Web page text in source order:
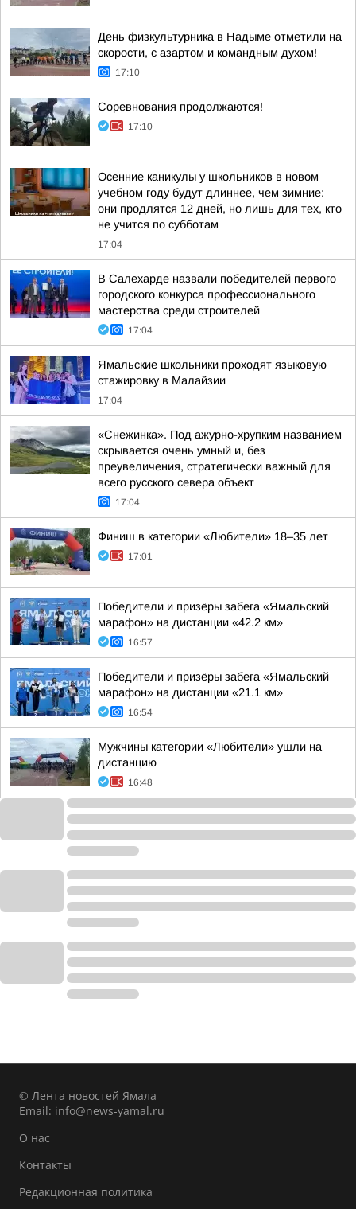
День физкультурника в Надыме отметили на
скорости, с азартом и командным духом!
17:10
Соревнования продолжаются!
17:10
Осенние каникулы у школьников в новом
учебном году будут длиннее, чем зимние:
они продлятся 12 дней, но лишь для тех, кто
не учится по субботам
17:04
В Салехарде назвали победителей первого
городского конкурса профессионального
мастерства среди строителей
17:04
Ямальские школьники проходят языковую
стажировку в Малайзии
17:04
«Снежинка». Под ажурно-хрупким названием
скрывается очень умный и, без
преувеличения, стратегически важный для
всего русского севера объект
17:04
Финиш в категории «Любители» 18–35 лет
17:01
Победители и призёры забега «Ямальский
марафон» на дистанции «42.2 км»
16:57
Победители и призёры забега «Ямальский
марафон» на дистанции «21.1 км»
16:54
Мужчины категории «Любители» ушли на
дистанцию
16:48
© Лента новостей Ямала
Email: info@news-yamal.ru
О нас
Контакты
Редакционная политика